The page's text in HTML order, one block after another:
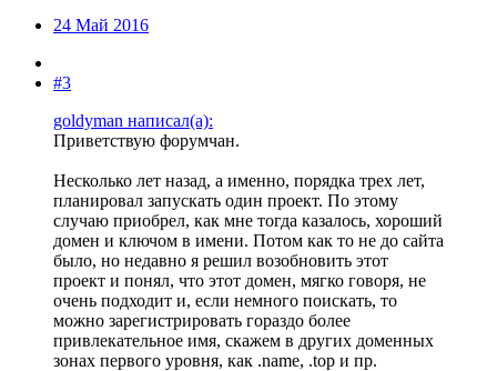
24 Май 2016
#3
goldyman написал(а):
Приветствую форумчан.
Несколько лет назад, а именно, порядка трех лет,
планировал запускать один проект. По этому
случаю приобрел, как мне тогда казалось, хороший
домен и ключом в имени. Потом как то не до сайта
было, но недавно я решил возобновить этот
проект и понял, что этот домен, мягко говоря, не
очень подходит и, если немного поискать, то
можно зарегистрировать гораздо более
привлекательное имя, скажем в других доменных
зонах первого уровня, как .name, .top и пр.